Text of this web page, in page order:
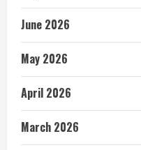
June 2026
May 2026
April 2026
March 2026